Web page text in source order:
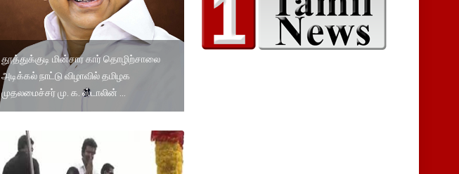
தூத்துக்குடி மின்சார கார் தொழிற்சாலை
அடிக்கல் நாட்டு விழாவில் தமிழக
முதலமைச்சர் மு. க. ஸ்டாலின் ...